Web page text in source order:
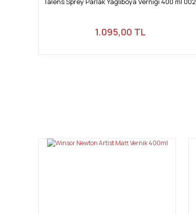
1.095,00 TL